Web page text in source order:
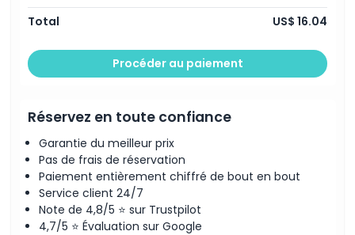
Total US$ 16.04
Procéder au paiement
Réservez en toute confiance
Garantie du meilleur prix
Pas de frais de réservation
Paiement entièrement chiffré de bout en bout
Service client 24/7
Note de 4,8/5 ⭐ sur Trustpilot
4,7/5 ⭐ Évaluation sur Google